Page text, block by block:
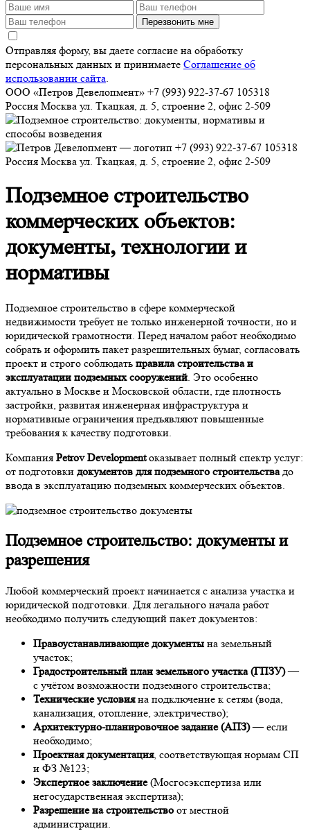
Перезвонить мне
Отправляя форму, вы даете согласие на обработку
персональных данных и принимаете Соглашение об
использовании сайта.
ООО «Петров Девелопмент» +7 (993) 922-37-67 105318
Россия Москва ул. Ткацкая, д. 5, строение 2, офис 2-509
+7 (993) 922-37-67 105318
Россия Москва ул. Ткацкая, д. 5, строение 2, офис 2-509
Подземное строительство
коммерческих объектов:
документы, технологии и
нормативы
Подземное строительство в сфере коммерческой
недвижимости требует не только инженерной точности, но и
юридической грамотности. Перед началом работ необходимо
собрать и оформить пакет разрешительных бумаг, согласовать
проект и строго соблюдать правила строительства и
эксплуатации подземных сооружений. Это особенно
актуально в Москве и Московской области, где плотность
застройки, развитая инженерная инфраструктура и
нормативные ограничения предъявляют повышенные
требования к качеству подготовки.
Компания Petrov Developmentоказывает полный спектр услуг:
от подготовки документов для подземного строительствадо
ввода в эксплуатацию подземных коммерческих объектов.
Подземное строительство: документы и
разрешения
Любой коммерческий проект начинается с анализа участка и
юридической подготовки. Для легального начала работ
необходимо получить следующий пакет документов:
Правоустанавливающие документы на земельный
участок;
Градостроительный план земельного участка (ГПЗУ)—
с учётом возможности подземного строительства;
Технические условияна подключение к сетям (вода,
канализация, отопление, электричество);
Архитектурно-планировочное задание (АПЗ)— если
необходимо;
Проектная документация, соответствующая нормам СП
и ФЗ №123;
Экспертное заключение(Мосгосэкспертиза или
негосударственная экспертиза);
Разрешение на строительство от местной
администрации.